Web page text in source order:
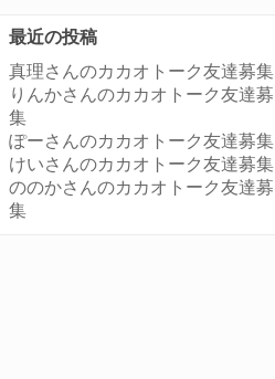
最近の投稿
真理さんのカカオトーク友達募集
りんかさんのカカオトーク友達募
集
ぽーさんのカカオトーク友達募集
けいさんのカカオトーク友達募集
ののかさんのカカオトーク友達募
集